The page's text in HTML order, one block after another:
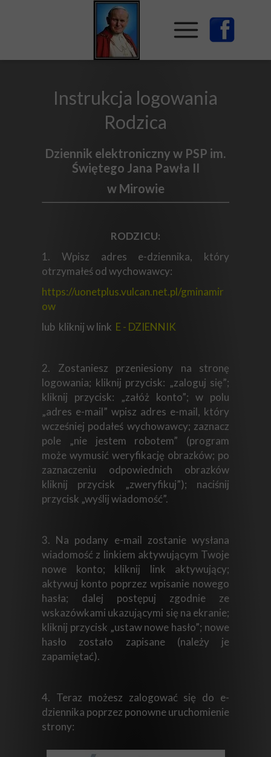
Instrukcja logowania
Rodzica
Dziennik elektroniczny w PSP im.
Świętego Jana Pawła II
w Mirowie
​RODZICU:
1. Wpisz adres e-dziennika, który
otrzymałeś od wychowawcy:
https://uonetplus.vulcan.net.pl/gminamir
ow
lub kliknij w link E - DZIENNIK
2. Zostaniesz przeniesiony na stronę
logowania; kliknij przycisk: „zaloguj się”;
kliknij przycisk: „załóż konto”; w polu
„adres e-mail” wpisz adres e-mail, który
wcześniej podałeś wychowawcy; zaznacz
pole „nie jestem robotem” (program
może wymusić weryfikację obrazków; po
zaznaczeniu odpowiednich obrazków
kliknij przycisk „zweryfikuj”); naciśnij
przycisk „wyślij wiadomość”.
3. Na podany e-mail zostanie wysłana
wiadomość z linkiem aktywującym Twoje
nowe konto; kliknij link aktywujący;
aktywuj konto poprzez wpisanie nowego
hasła; dalej postępuj zgodnie ze
wskazówkami ukazującymi się na ekranie;
kliknij przycisk „ustaw nowe hasło”; nowe
hasło zostało zapisane (należy je
zapamiętać).
4. Teraz możesz zalogować się do e-
dziennika poprzez ponowne uruchomienie
strony: